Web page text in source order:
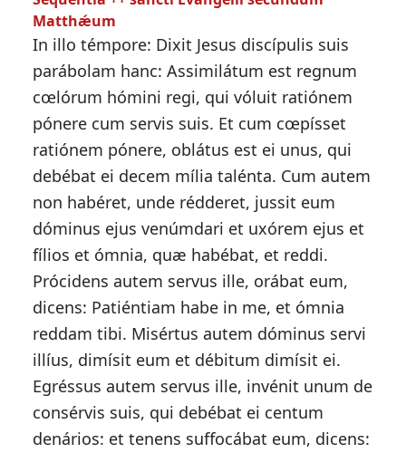
Matthǽum
In illo témpore: Dixit Jesus discípulis suis
parábolam hanc: Assimilátum est regnum
cœlórum hómini regi, qui vóluit ratiónem
pónere cum servis suis. Et cum cœpísset
ratiónem pónere, oblátus est ei unus, qui
debébat ei decem mília talénta. Cum autem
non habéret, unde rédderet, jussit eum
dóminus ejus venúmdari et uxórem ejus et
fílios et ómnia, quæ habébat, et reddi.
Prócidens autem servus ille, orábat eum,
dicens: Patiéntiam habe in me, et ómnia
reddam tibi. Misértus autem dóminus servi
illíus, dimísit eum et débitum dimísit ei.
Egréssus autem servus ille, invénit unum de
consérvis suis, qui debébat ei centum
denários: et tenens suffocábat eum, dicens: